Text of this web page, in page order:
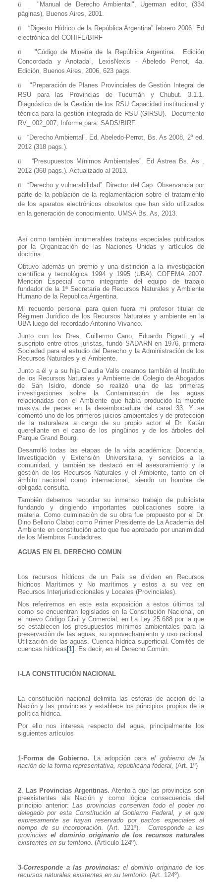
ü
" Manual de Derecho Ambiental ", Ugerman editor, (334
páginas), Buenos Aires, 2001.
ü
“Digesto Hídrico de la República Argentina” febrero 2006. Ed
electrónica del COHIFE/BIRF
ü
"Código de Minería de la República Argentina.
Edición
Concordada y Anotada”, LexisNexis - Abeledo Perrot, 4a.
Edición, Buenos Aires, 2006, 623 pags.
ü
" Preparación de Planes Provinciales de Gestión Integral de
RSU para las Provincias de Tucumán y Chubut. 3.1.1.
Diagnóstico de la Gestión de los RSU Capacidad institucional y
técnica para la gestión integrada de RSU (GIRSU).
Documento
RV_ 002_007, Informe para: SADS/BIRF.
ü
“Derecho Ambiental ”. Ed. Abeledo-Perrot, Bs. As 2008, 2ª ed.
2012 (318 pags.).
ü
“Presupuestos Mínimos Ambientales”. Ed Astrea Bs. As ,
2012 (368 pags.). Actualizado al 2013.
ü
“Derecho y vulnerabilidad”. Director del Cap. Observancia por
parte de la población de la reglamentación sobre el tratamiento
de los aparatos electrónicos obsoletos que han sido utilizados
en la generación de conocimiento. UMSA Bs. As, 2013.
Así como también innumerables trabajos especiales publicados
por la Organización de las Naciones Unidas y artículos de
doctrina.
Obtuvo además un premio y una distinción a la investigación
científica y tecnológica 1994 y 1995 (UBA). COFEMA 2007.
Mención Especial como integrante del equipo de trabajo
fundador de la 1ª Secretaría de Recursos Naturales y Ambiente
Humano de la Republica Argentina.
Mi recuerdo personal para quien fuera mi profesor titular de
Régimen Jurídico de los Recursos Naturales y ambiente en la
UBA luego del recordado Antonino Vivanco.
Junto con los Dres. Guillermo Cano, Eduardo Pigretti y el
suscripto entre otros juristas, fundó SADARN en 1976, primera
Sociedad para el estudio del Derecho y la Administración de los
Recursos Naturales y el Ambiente.
Junto a él y a su hija Claudia Valls creamos también el Instituto
de los Recursos Naturales y Ambiente del Colegio de Abogados
de San Isidro, donde se realizó una de las primeras
investigaciones sobre la Contaminación de las aguas
relacionadas con el Ambiente que había producido la muerte
masiva de peces en la desembocadura del canal 33. Y se
comentó uno de los primeros juicios ambientales y de protección
de la naturaleza a cargo de su propio actor el Dr. Katán
querellante en el caso de los pingüinos y de los árboles del
Parque Grand Bourg.
Desarrolló todas las etapas de la vida académica: Docencia,
Investigación y Extensión Universitaria, y servicios a la
comunidad, y también se destacó en el asesoramiento y la
gestión de los Recursos Naturales y el Ambiente, tanto en el
ámbito nacional como internacional, siendo un hombre de
obligada consulta.
También debemos recordar su inmenso trabajo de publicista
fundando y dirigiendo importantes publicaciones sobre la
materia. Como culminación de su obra fue propuesto por el Dr.
Dino Bellorio Clabot como Primer Presidente de La Academia del
Ambiente en constitución acto que fue aprobado por unanimidad
de los Miembros Fundadores.
AGUAS EN EL DERECHO COMUN
Los recursos hídricos de un País se dividen en Recursos
hídricos Marítimos y No marítimos y estos a su vez en
Recursos Interjurisdiccionales y Locales (Provinciales).
Nos referiremos en este esta exposición a estos últimos tal
como se encuentran legislados en la Constitución Nacional, en
el nuevo Código Civil y Comercial, en La Ley 25.688 por la que
se establecen los presupuestos mínimos ambientales para la
preservación de las aguas, su aprovechamiento y uso racional.
Utilización de las aguas. Cuenca hídrica superficial. Comités de
cuencas hídricas [1] . Es decir, en el Derecho Común.
I-LA CONSTITUCIÓN NACIONAL
La constitución nacional delimita las esferas de acción de la
Nación y las provincias y establece los principios propios de la
política hídrica.
Por ello nos interesa respecto del agua, principalmente los
siguientes artículos
1-Forma de Gobierno. La adopción parael gobierno de la
nación de la forma representativa, republicana federal, (Art. 1º)
2. Las Provincias Argentinas. Atento a que las provincias son
preexistentes ala Nación y como lógica consecuencia del
principio anterior: Las provincias conservan todo el poder no
delegado por esta Constitución al Gobierno Federal, y el que
expresamente se hayan reservado por pactos especiales al
tiempo de su incorporación. (Art. 121º).
Corresponde a las
provincias el dominio originario de los recursos naturales
existentes en su territorio. (Artículo 124º).
3-Corresponde a las provincias:el dominio originario de los
recursos naturales existentes en su territorio. (Art. 124º).